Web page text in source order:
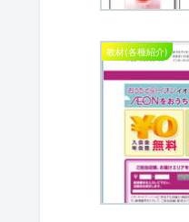
教材(各種紹介)